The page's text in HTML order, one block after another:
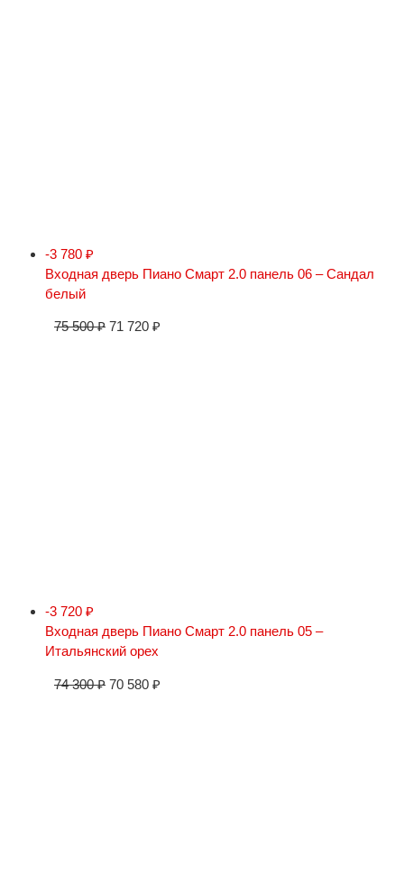
-3 780 ₽
Входная дверь Пиано Смарт 2.0 панель 06 – Сандал
белый
75 500₽ 71 720 ₽
-3 720 ₽
Входная дверь Пиано Смарт 2.0 панель 05 –
Итальянский орех
74 300₽ 70 580 ₽